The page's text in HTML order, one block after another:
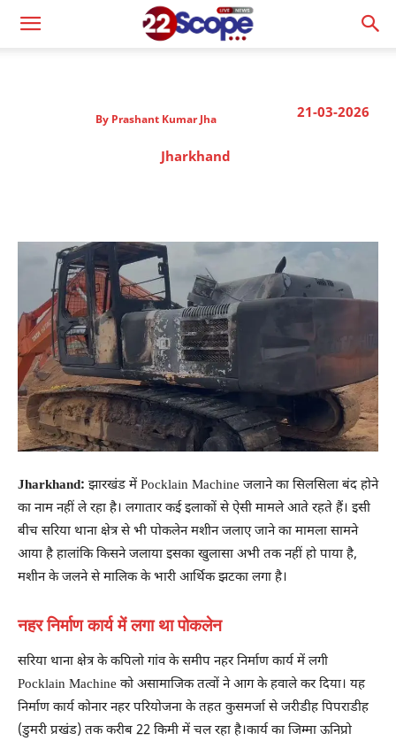
21-03-2026
By Prashant Kumar Jha
Jharkhand
Jharkhand: झारखंड में Pocklain Machine जलाने का सिलसिला बंद होने
का नाम नहीं ले रहा है। लगातार कई इलाकों से ऐसी मामले आते रहते हैं। इसी
बीच सरिया थाना क्षेत्र से भी पोकलेन मशीन जलाए जाने का मामला सामने
आया है हालांकि किसने जलाया इसका खुलासा अभी तक नहीं हो पाया है,
मशीन के जलने से मालिक के भारी आर्थिक झटका लगा है।
नहर निर्माण कार्य में लगा था पोकलेन
सरिया थाना क्षेत्र के कपिलो गांव के समीप नहर निर्माण कार्य में लगी
Pocklain Machine को असामाजिक तत्वों ने आग के हवाले कर दिया। यह
निर्माण कार्य कोनार नहर परियोजना के तहत कुसमर्जा से जरीडीह पिपराडीह
(डुमरी प्रखंड) तक करीब 22 किमी में चल रहा है।कार्य का जिम्मा ऊनिप्रो